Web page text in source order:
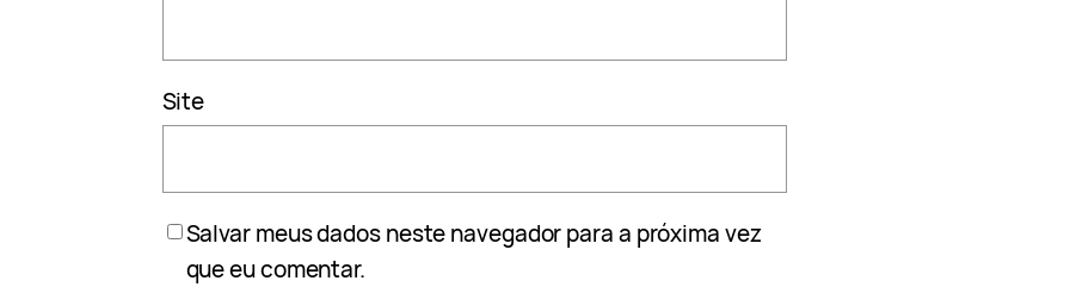
Site
Salvar meus dados neste navegador para a próxima vez
que eu comentar.